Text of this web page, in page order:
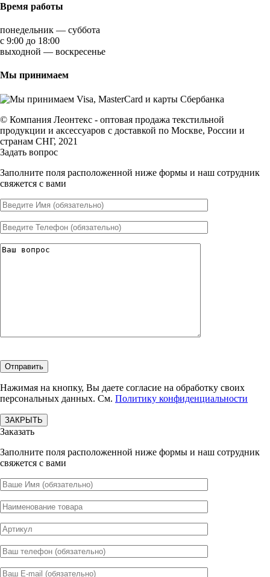
Время работы
понедельник — суббота
с 9:00 до 18:00
выходной — воскресенье
Мы принимаем
© Компания Леонтекс - оптовая продажа текстильной
продукции и аксессуаров с доставкой по Москве, России и
странам СНГ, 2021
Задать вопрос
Заполните поля расположенной ниже формы и наш сотрудник
свяжется с вами
Нажимая на кнопку, Вы даете согласие на обработку своих
персональных данных. См. Политику конфиденциальности
ЗАКРЫТЬ
Заказать
Заполните поля расположенной ниже формы и наш сотрудник
свяжется с вами